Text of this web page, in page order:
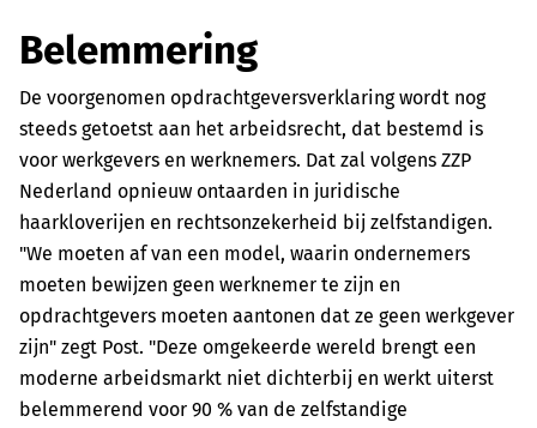
Belemmering
De voorgenomen opdrachtgeversverklaring wordt nog
steeds getoetst aan het arbeidsrecht, dat bestemd is
voor werkgevers en werknemers. Dat zal volgens ZZP
Nederland opnieuw ontaarden in juridische
haarkloverijen en rechtsonzekerheid bij zelfstandigen.
"We moeten af van een model, waarin ondernemers
moeten bewijzen geen werknemer te zijn en
opdrachtgevers moeten aantonen dat ze geen werkgever
zijn" zegt Post. "Deze omgekeerde wereld brengt een
moderne arbeidsmarkt niet dichterbij en werkt uiterst
belemmerend voor 90 % van de zelfstandige